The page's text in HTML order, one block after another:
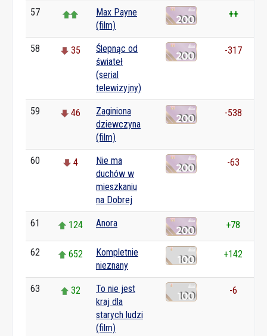
57
Max Payne
(film)
++
58 35
Ślepnąc od
świateł
(serial
telewizyjny)
-317
59 46
Zaginiona
dziewczyna
(film)
-538
60 4
Nie ma
duchów w
mieszkaniu
na Dobrej
-63
61 124 Anora +78
62 652
Kompletnie
nieznany
+142
63 32
To nie jest
kraj dla
starych ludzi
(film)
-6